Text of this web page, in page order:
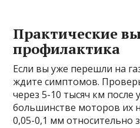
Практические
профилактика
Если вы уже перешли на
ждите симптомов.
через 5-10 тысяч км после
большинстве моторов их
0,05-0,1 мм относительно